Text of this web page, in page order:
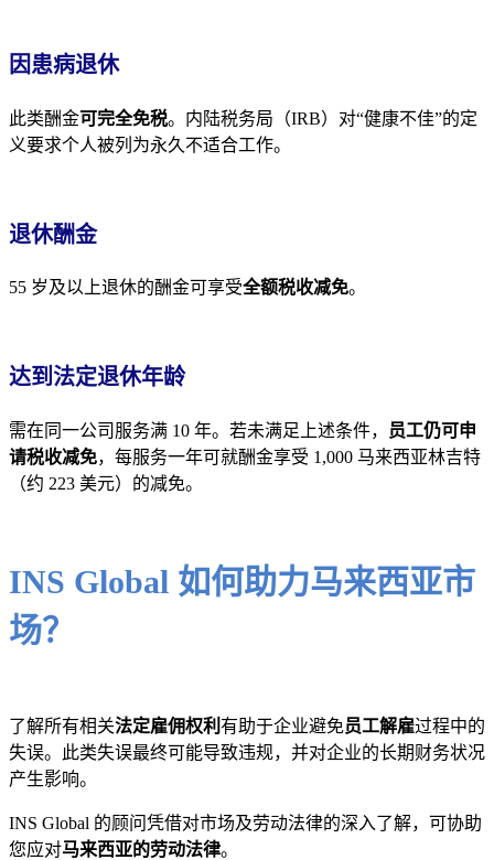
因患病退休
此类酬金可完全免税。内陆税务局（IRB）对“健康不佳”的定
义要求个人被列为永久不适合工作。
退休酬金
55 岁及以上退休的酬金可享受全额税收减免。
达到法定退休年龄
需在同一公司服务满 10 年。若未满足上述条件，
员工仍可申
请税收减免，每服务一年可就酬金享受 1,000 马来西亚林吉特
（约 223 美元）的减免。
INS Global 如何助力马来西亚市
场？
了解所有相关法定雇佣权利 有助于企业避免员工解雇过程中的
失误。此类失误最终可能导致违规，并对企业的长期财务状况
产生影响。
INS Global 的顾问凭借对市场及劳动法律的深入了解，可协助
您应对马来西亚的劳动法律。